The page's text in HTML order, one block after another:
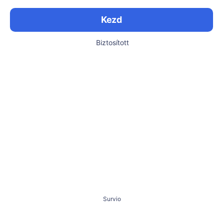
Kezd
Biztosított
Survio